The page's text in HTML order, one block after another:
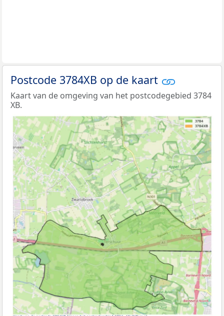
Postcode 3784XB op de kaart
Kaart van de omgeving van het postcodegebied 3784
XB.